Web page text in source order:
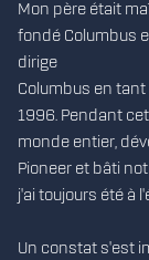
Mon père était
fondé Columbus
dirige
Columbus en
1996. Pendant
monde entier,
Pioneer et bâti
j'ai toujours été à
Un constat s'est